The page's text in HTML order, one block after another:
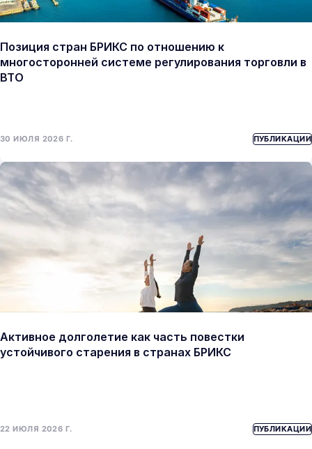
Позиция стран БРИКС по отношению к
многосторонней системе регулирования торговли в
ВТО
30 ИЮЛЯ 2026 Г. ПУБЛИКАЦИИ
Активное долголетие как часть повестки
устойчивого старения в странах БРИКС
22 ИЮЛЯ 2026 Г. ПУБЛИКАЦИИ